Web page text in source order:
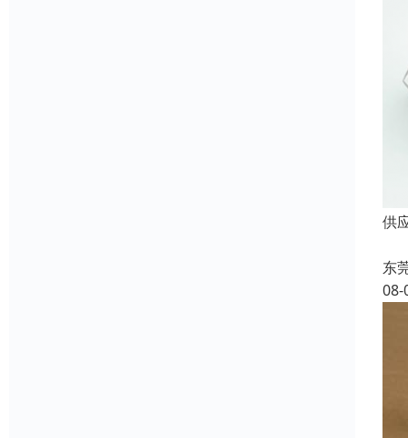
供
东
08-